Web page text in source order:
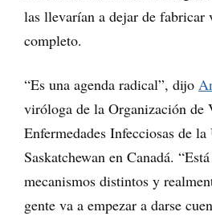
las llevarían a dejar de fabricar
completo.
“Es una agenda radical”, dijo
viróloga de la Organización de
Enfermedades Infecciosas de
Saskatchewan en Canadá.
mecanismos distintos y
gente va a empezar a darse